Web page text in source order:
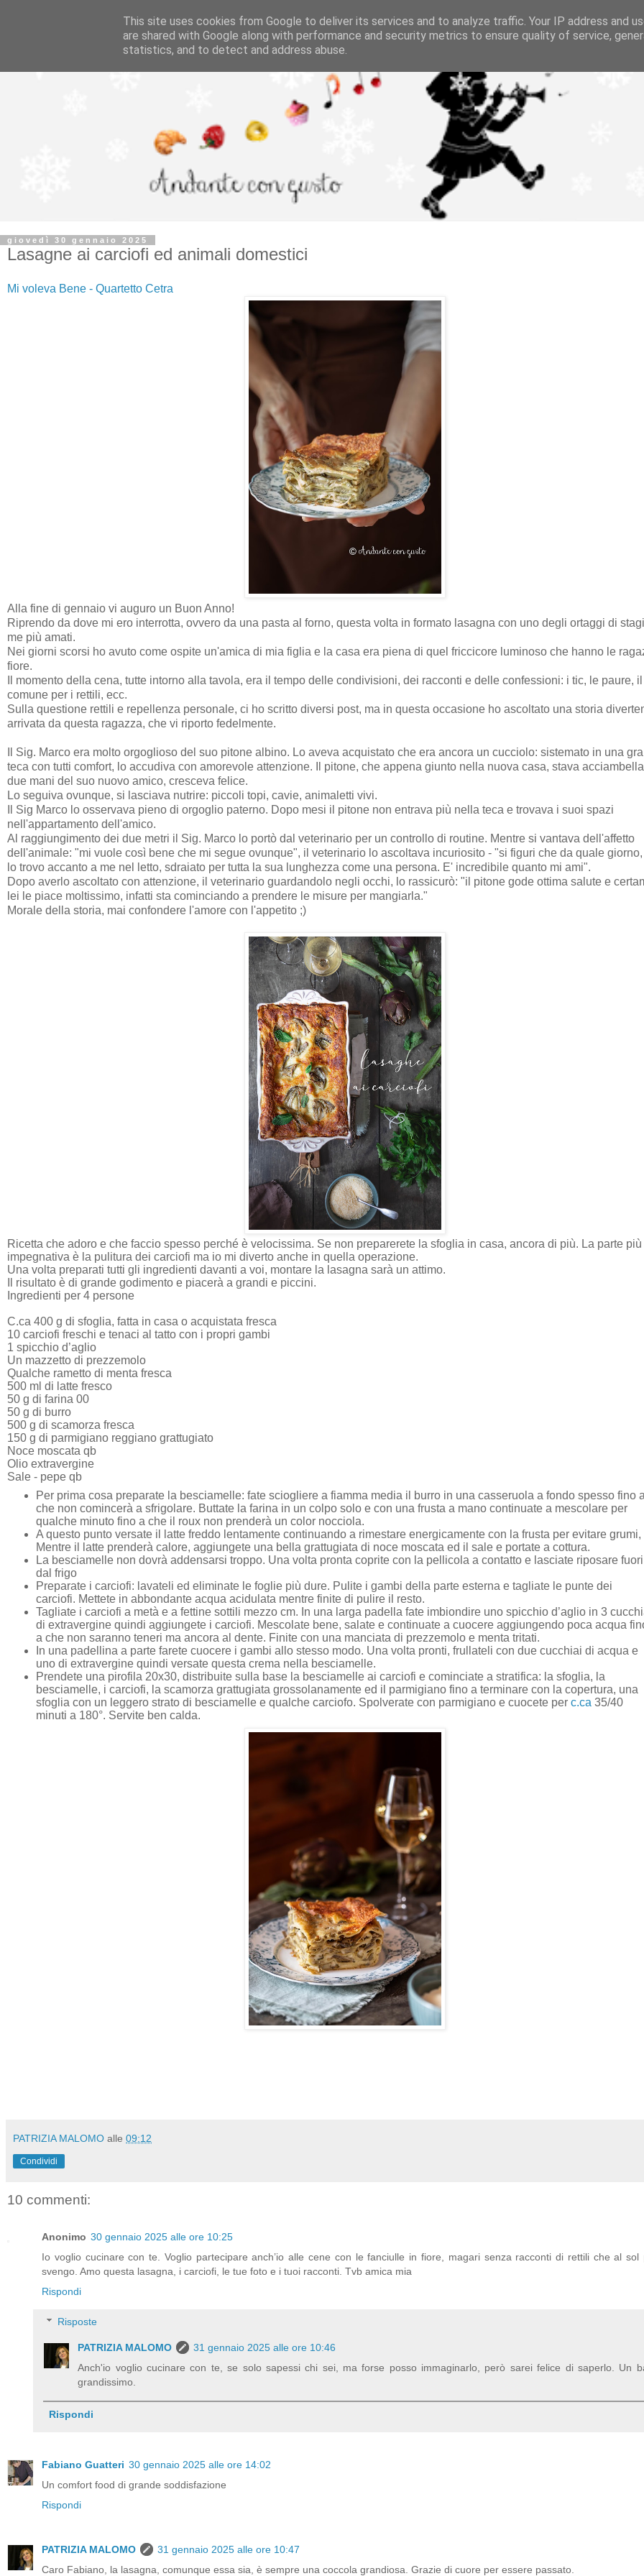
giovedì 30 gennaio 2025
Lasagne ai carciofi ed animali domestici
Mi voleva Bene - Quartetto Cetra
Alla fine di gennaio vi auguro un Buon Anno!
Riprendo da dove mi ero interrotta, ovvero da una pasta al forno, questa volta in formato lasagna con uno degli ortaggi di
me più amati.
Nei giorni scorsi ho avuto come ospite un'amica di mia figlia e la casa era piena di quel friccicore luminoso che hanno le
fiore.
Il momento della cena, tutte intorno alla tavola, era il tempo delle condivisioni, dei racconti e delle confessioni: i tic, le paure,
comune per i rettili, ecc.
Sulla questione rettili e repellenza personale, ci ho scritto diversi post, ma in questa occasione ho ascoltato una storia
arrivata da questa ragazza, che vi riporto fedelmente.
Il Sig. Marco era molto orgoglioso del suo pitone albino. Lo aveva acquistato che era ancora un cucciolo: sistemato in una
teca con tutti comfort, lo accudiva con amorevole attenzione. Il pitone, che appena giunto nella nuova casa, stava
due mani del suo nuovo amico, cresceva felice.
Lo seguiva ovunque, si lasciava nutrire: piccoli topi, cavie, animaletti vivi.
Il Sig Marco lo osservava pieno di orgoglio paterno. Dopo mesi il pitone non entrava più nella teca e trovava i suoi spazi
nell'appartamento dell'amico.
Al raggiungimento dei due metri il Sig. Marco lo portò dal veterinario per un controllo di routine. Mentre si vantava dell'affetto
dell'animale: "mi vuole così bene che mi segue ovunque", il veterinario lo ascoltava incuriosito - "si figuri che da quale
lo trovo accanto a me nel letto, sdraiato per tutta la sua lunghezza come una persona. E' incredibile quanto mi ami".
Dopo averlo ascoltato con attenzione, il veterinario guardandolo negli occhi, lo rassicurò: "il pitone gode ottima salute e
lei le piace moltissimo, infatti sta cominciando a prendere le misure per mangiarla."
Morale della storia, mai confondere l'amore con l'appetito ;)
Ricetta che adoro e che faccio spesso perché è velocissima. Se non preparerete la sfoglia in casa, ancora di più. La parte più
impegnativa è la pulitura dei carciofi ma io mi diverto anche in quella operazione.
Una volta preparati tutti gli ingredienti davanti a voi, montare la lasagna sarà un attimo.
Il risultato è di grande godimento e piacerà a grandi e piccini.
Ingredienti per 4 persone
C.ca 400 g di sfoglia, fatta in casa o acquistata fresca
10 carciofi freschi e tenaci al tatto con i propri gambi
1 spicchio d’aglio
Un mazzetto di prezzemolo
Qualche rametto di menta fresca
500 ml di latte fresco
50 g di farina 00
50 g di burro
500 g di scamorza fresca
150 g di parmigiano reggiano grattugiato
Noce moscata qb
Olio extravergine
Sale - pepe qb
Per prima cosa preparate la besciamelle: fate sciogliere a fiamma media il burro in una casseruola a fondo spesso fino
che non comincerà a sfrigolare. Buttate la farina in un colpo solo e con una frusta a mano continuate a mescolare per
qualche minuto fino a che il roux non prenderà un color nocciola.
A questo punto versate il latte freddo lentamente continuando a rimestare energicamente con la frusta per evitare grumi,
Mentre il latte prenderà calore, aggiungete una bella grattugiata di noce moscata ed il sale e portate a cottura.
La besciamelle non dovrà addensarsi troppo. Una volta pronta coprite con la pellicola a contatto e lasciate riposare fuori
dal frigo
Preparate i carciofi: lavateli ed eliminate le foglie più dure. Pulite i gambi della parte esterna e tagliate le punte dei
carciofi. Mettete in abbondante acqua acidulata mentre finite di pulire il resto.
Tagliate i carciofi a metà e a fettine sottili mezzo cm. In una larga padella fate imbiondire uno spicchio d’aglio in 3
di extravergine quindi aggiungete i carciofi. Mescolate bene, salate e continuate a cuocere aggiungendo poca acqua
a che non saranno teneri ma ancora al dente. Finite con una manciata di prezzemolo e menta tritati.
In una padellina a parte farete cuocere i gambi allo stesso modo. Una volta pronti, frullateli con due cucchiai di acqua e
uno di extravergine quindi versate questa crema nella besciamelle.
Prendete una pirofila 20x30, distribuite sulla base la besciamelle ai carciofi e cominciate a stratifica: la sfoglia, la
besciamelle, i carciofi, la scamorza grattugiata grossolanamente ed il parmigiano fino a terminare con la copertura, una
sfoglia con un leggero strato di besciamelle e qualche carciofo. Spolverate con parmigiano e cuocete per c.ca 35/40
minuti a 180°. Servite ben calda.
PATRIZIA MALOMO alle 09:12
Condividi
10 commenti:
Anonimo 30 gennaio 2025 alle ore 10:25
Io voglio cucinare con te. Voglio partecipare anch’io alle cene con le fanciulle in fiore, magari senza racconti di rettili che al sol
svengo. Amo questa lasagna, i carciofi, le tue foto e i tuoi racconti. Tvb amica mia
Rispondi
Risposte
PATRIZIA MALOMO
31 gennaio 2025 alle ore 10:46
Anch'io voglio cucinare con te, se solo sapessi chi sei, ma forse posso immaginarlo, però sarei felice di saperlo. Un
grandissimo.
Rispondi
Fabiano Guatteri 30 gennaio 2025 alle ore 14:02
Un comfort food di grande soddisfazione
Rispondi
PATRIZIA MALOMO
31 gennaio 2025 alle ore 10:47
Caro Fabiano, la lasagna, comunque essa sia, è sempre una coccola grandiosa. Grazie di cuore per essere passato.
This site uses cookies from Google to deliver its services and to analyze traffic. Your IP address and
are shared with Google along with performance and security metrics to ensure quality of service,
statistics, and to detect and address abuse.